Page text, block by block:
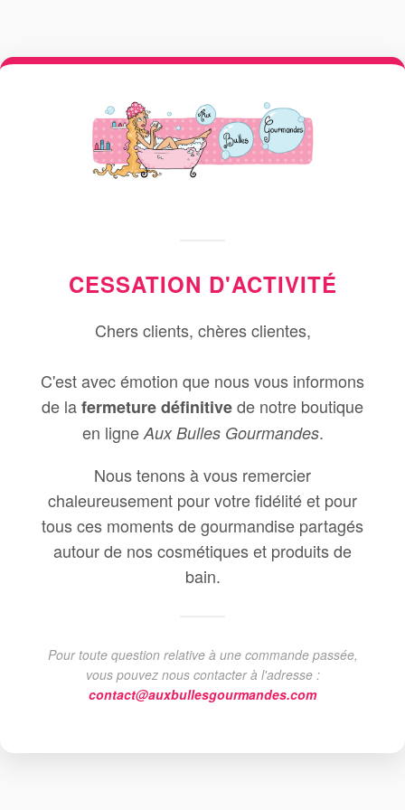
CESSATION D'ACTIVITÉ
Chers clients, chères clientes,
C'est avec émotion que nous vous informons
de lafermeture définitivede notre boutique
en ligneAux Bulles Gourmandes.
Nous tenons à vous remercier
chaleureusement pour votre fidélité et pour
tous ces moments de gourmandise partagés
autour de nos cosmétiques et produits de
bain.
Pour toute question relative à une commande passée,
vous pouvez nous contacter à l'adresse :
contact@auxbullesgourmandes.com